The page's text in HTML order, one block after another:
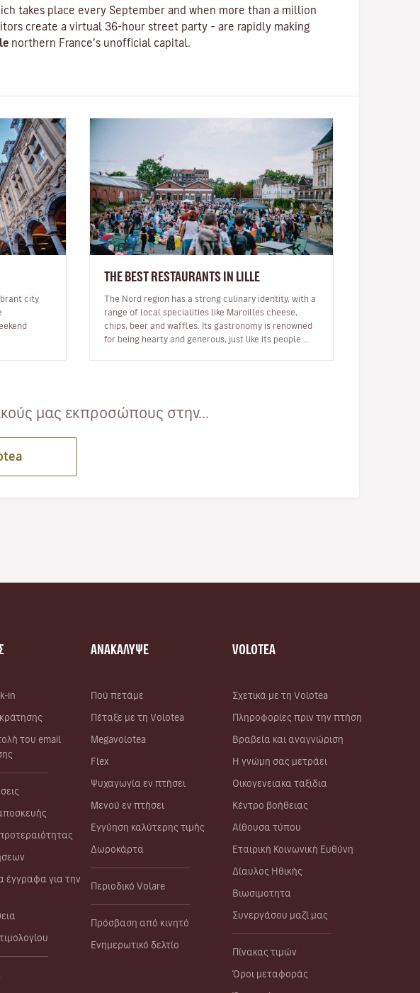
takes place every September and when more than a million
create a virtual 36-hour street party – are rapidly making
northern France’s unofficial capital.
city
THE BEST RESTAURANTS IN LILLE
The Nord region has a strong culinary identity, with a
range of local specialities like Maroilles cheese,
chips, beer and waffles. Its gastronomy is renowned
for being hearty and generous, just like its people.
μας εκπροσώπους στην...
in
του email
έγγραφα για την
ΑΝΑΚΑΛΥΨΕ
Πού πετάμε
Πέταξε με τη Volotea
Megavolotea
Flex
Ψυχαγωγία εν πτήσει
Μενού εν πτήσει
Εγγύηση καλύτερης τιμής
Δωροκάρτα
Περιοδικό Volare
Πρόσβαση από κινητό
Ενημερωτικό δελτίο
VOLOTEA
Σχετικά με τη Volotea
Πληροφορίες πριν την πτήση
Βραβεία και αναγνώριση
Η γνώμη σας μετράει
Οικογενειακα ταξιδια
Κέντρο βοήθειας
Αίθουσα τύπου
Εταιρική Κοινωνική Ευθύνη
Δίαυλος Ηθικής
Βιωσιμοτητα
Συνεργάσου μαζί μας
Πίνακας τιμών
Όροι μεταφοράς